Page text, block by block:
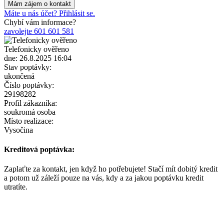
Máte u nás účet? Přihlásit se.
Chybí vám informace?
zavolejte 601 601 581
Telefonicky ověřeno
dne: 26.8.2025 16:04
Stav poptávky:
ukončená
Číslo poptávky:
29198282
Profil zákazníka:
soukromá osoba
Místo realizace:
Vysočina
Kreditová poptávka:
Zaplaťte za kontakt, jen když ho potřebujete! Stačí mít dobitý kredit
a potom už záleží pouze na vás, kdy a za jakou poptávku kredit
utratíte.